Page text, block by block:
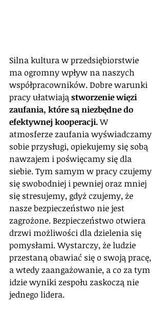
Silna kultura w przedsiębiorstwie
ma ogromny wpływ na naszych
współpracowników. Dobre warunki
pracy ułatwiają stworzenie więzi
zaufania, które są niezbędne do
efektywnej kooperacji. W
atmosferze zaufania wyświadczamy
sobie przysługi, opiekujemy się sobą
nawzajem i poświęcamy się dla
siebie. Tym samym w pracy czujemy
się swobodniej i pewniej oraz mniej
się stresujemy, gdyż czujemy, że
nasze bezpieczeństwo nie jest
zagrożone. Bezpieczeństwo otwiera
drzwi możliwości dla dzielenia się
pomysłami. Wystarczy, że ludzie
przestaną obawiać się o swoją pracę,
a wtedy zaangażowanie, a co za tym
idzie wyniki zespołu zaskoczą nie
jednego lidera.